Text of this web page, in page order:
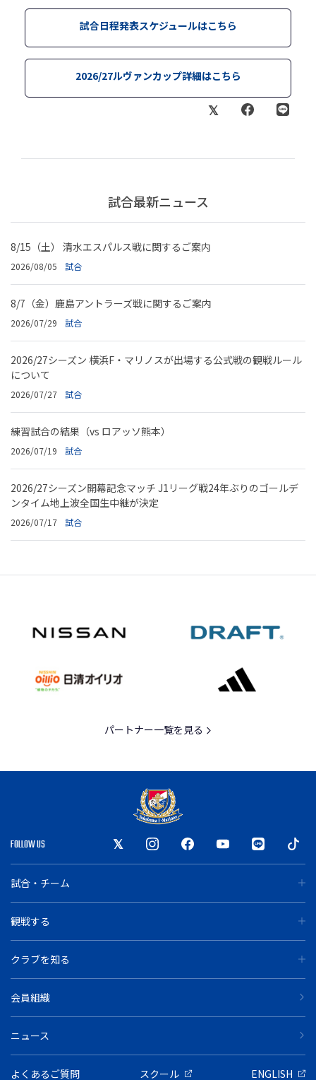
試合日程発表スケジュールはこちら
2026/27ルヴァンカップ詳細はこちら
試合最新ニュース
8/15（土） 清水エスパルス戦に関するご案内
2026/08/05 試合
8/7（金）鹿島アントラーズ戦に関するご案内
2026/07/29 試合
2026/27シーズン 横浜F・マリノスが出場する公式戦の観戦ルール
について
2026/07/27 試合
練習試合の結果（vs ロアッソ熊本）
2026/07/19 試合
2026/27シーズン開幕記念マッチ J1リーグ戦24年ぶりのゴールデ
ンタイム地上波全国生中継が決定
2026/07/17 試合
パートナー一覧を見る
FOLLOW US
試合・チーム
観戦する
クラブを知る
会員組織
ニュース
よくあるご質問 スクール ENGLISH